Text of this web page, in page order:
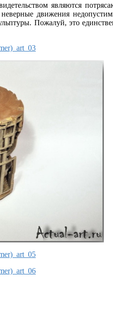
являются
движения
Пожалуй, это